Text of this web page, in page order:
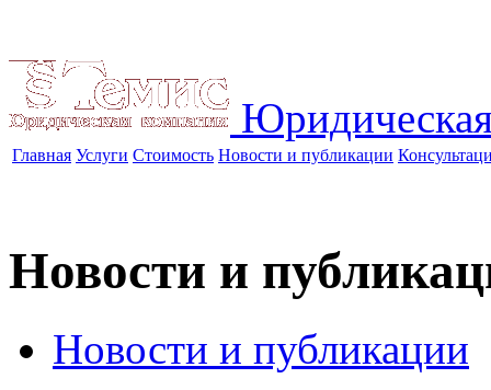
Главная Услуги Стоимость Новости и публикации
Новости и
Новости и публикации